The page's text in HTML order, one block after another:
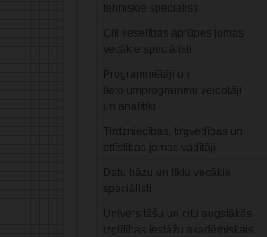
tehniskie speciālisti
Citi veselības aprūpes jomas
vecākie speciālisti
Programmētāji un
lietojumprogrammu veidotāji
un analītiķi
Tirdzniecības, tirgvedības un
attīstības jomas vadītāji
Datu bāzu un tīklu vecākie
speciālisti
Universitāšu un citu augstākās
izglītības iestāžu akadēmiskais